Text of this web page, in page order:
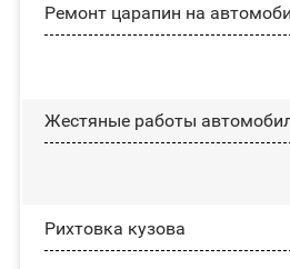
Ремонт царапин на
Жестяные работы
Рихтовка кузова